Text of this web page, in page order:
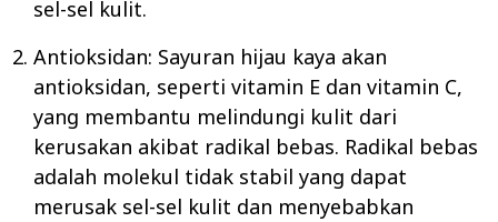
sel-sel kulit.
Antioksidan: Sayuran hijau kaya akan
antioksidan, seperti vitamin E dan vitamin C,
yang membantu melindungi kulit dari
kerusakan akibat radikal bebas. Radikal bebas
adalah molekul tidak stabil yang dapat
merusak sel-sel kulit dan menyebabkan